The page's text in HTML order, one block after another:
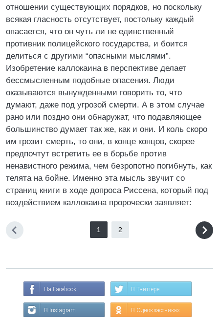
отношении существующих порядков, но поскольку
всякая гласность отсутствует, постольку каждый
опасается, что он чуть ли не единственный
противник полицейского государства, и боится
делиться с другими “опасными мыслями”.
Изобретение каллокаина в перспективе делает
бессмысленным подобные опасения. Люди
оказываются вынужденными говорить то, что
думают, даже под угрозой смерти. А в этом случае
рано или поздно они обнаружат, что подавляющее
большинство думает так же, как и они. И коль скоро
им грозит смерть, то они, в конце концов, скорее
предпочтут встретить ее в борьбе против
ненавистного режима, чем безропотно погибнуть, как
телята на бойне. Именно эта мысль звучит со
страниц книги в ходе допроса Риссена, который под
воздействием каллокаина пророчески заявляет:
1 2
На Facebook В Твиттере
В Instagram В Одноклассниках